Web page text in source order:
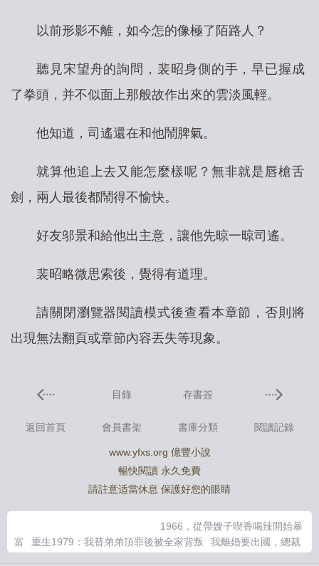
以前形影不離，如今怎的像極了陌路人？
聽見宋望舟的詢問，裴昭身側的手，早已握成
了拳頭，并不似面上那般故作出來的雲淡風輕。
他知道，司遙還在和他鬧脾氣。
就算他追上去又能怎麼樣呢？無非就是唇槍舌
劍，兩人最後都鬧得不愉快。
好友邬景和給他出主意，讓他先晾一晾司遙。
裴昭略微思索後，覺得有道理。
請關閉瀏覽器閱讀模式後查看本章節，否則將
出現無法翻頁或章節內容丟失等現象。
目錄 存書簽
返回首頁 會員書架 書庫分類 閱讀記錄
www.yfxs.org 億豐小說
暢快閱讀 永久免費
請註意适當休息 保護好您的眼睛
1966，從帶嫂子喫香喝辣開始暴
富
重生1979：我替弟弟頂罪後被全家背叛
我離婚要出國，總裁